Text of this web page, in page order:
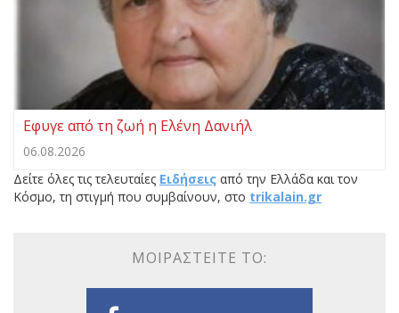
Εφυγε από τη ζωή η Ελένη Δανιήλ
06.08.2026
Δείτε όλες τις τελευταίες Ειδήσεις από την Ελλάδα και τον
Κόσμο, τη στιγμή που συμβαίνουν, στο trikalain.gr
ΜΟΙΡΑΣΤΕΊΤΕ ΤΟ: